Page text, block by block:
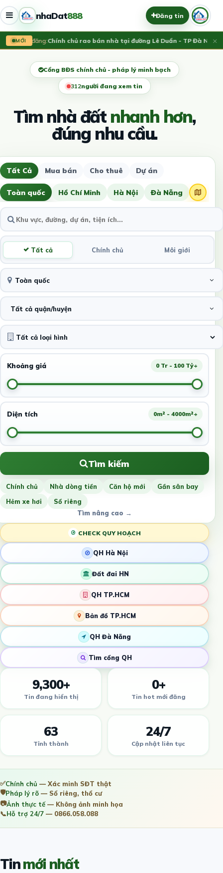
nhaDat888 Đăng tin
MỚI
Vừa đăng:Chính chủ rao bán nhà tại đường Lê Duẩn - TP Đà Nẵng;×
Cổng BĐS chính chủ - pháp lý minh bạch
315người đang xem tin
Tìm nhà đấtnhanh hơn,
đúng nhu cầu.
Tất Cả Mua bán Cho thuê Dự án
Toàn quốc Hồ Chí Minh Hà Nội Đà Nẵng
Tất cả Chính chủ Môi giới
Toàn quốc
Tất cả quận/huyện
Khoảng giá 0 Tr - 100 Tỷ+
Diện tích 0m² - 4000m²+
Tìm kiếm
Chính chủ Nhà dòng tiền Căn hộ mới
Gần sân bay
Hẻm xe hơi
Sổ riêng
Tìm nâng cao →
CHECK QUY HOẠCH
QH Hà Nội
Đất đai HN
QH TP.HCM
Bản đồ TP.HCM
QH Đà Nẵng
Tìm cổng QH
9,300+
Tin đang hiển thị
0+
Tin hot mới đăng
63
Tỉnh thành
24/7
Cập nhật liên tục
✅Chính chủ — Xác minh SĐT thật
🛡️Pháp lý rõ — Sổ riêng, thổ cư
📷Ảnh thực tế— Không ảnh minh họa
📞Hỗ trợ 24/7 — 0866.058.088
Tinmới nhất